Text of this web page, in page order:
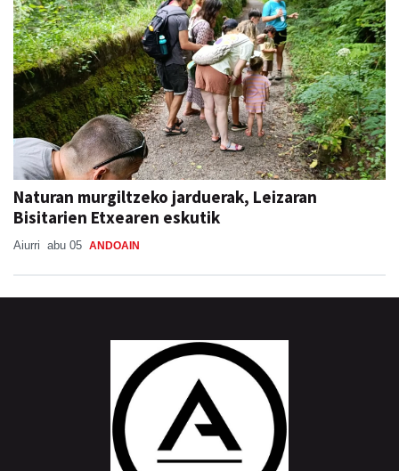
Naturan murgiltzeko jarduerak, Leizaran
Bisitarien Etxearen eskutik
Aiurri abu 05 ANDOAIN